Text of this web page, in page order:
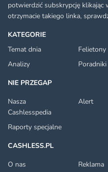
KATEGORIE
Temat dnia
Felietony
Analizy
Poradniki
NIE PRZEGAP
Nasza
Cashlesspedia
Alert
Raporty specjalne
CASHLESS.PL
O nas
Reklama
potwierdzić subskrypcję klikając
otrzymacie takiego linka,